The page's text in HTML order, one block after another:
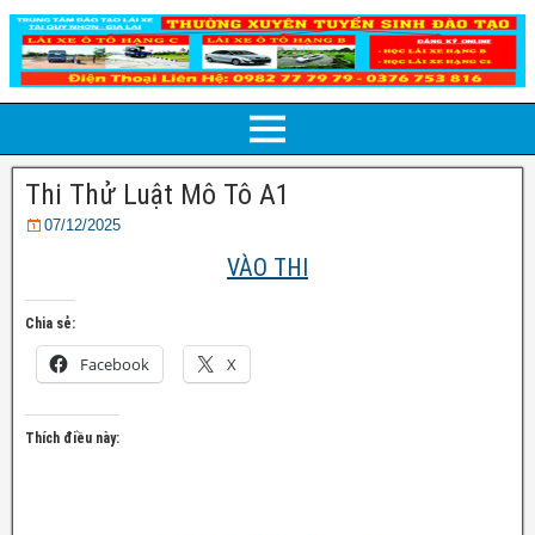
Thi Thử Luật Mô Tô A1
07/12/2025
VÀO THI
Chia sẻ:
Facebook X
Thích điều này: